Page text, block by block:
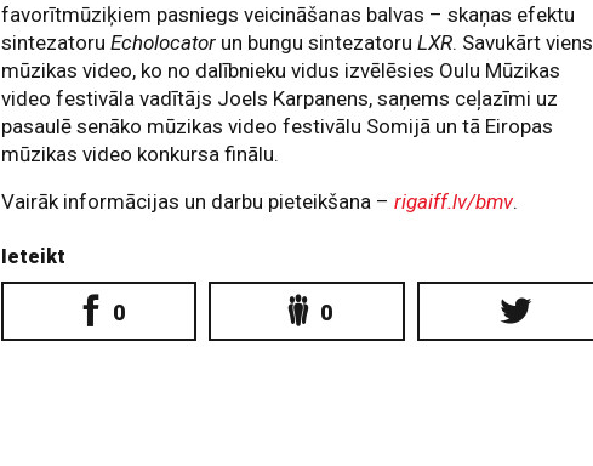
favorītmūziķiem pasniegs veicināšanas balvas – skaņas efektu
sintezatoruEcholocator un bungu sintezatoruLXR. Savukārt viens
mūzikas video, ko no dalībnieku vidus izvēlēsies Oulu Mūzikas
video festivāla vadītājs Joels Karpanens, saņems ceļazīmi uz
pasaulē senāko mūzikas video festivālu Somijā un tā Eiropas
mūzikas video konkursa finālu.
Vairāk informācijas un darbu pieteikšana –rigaiff.lv/bmv.
Ieteikt
0 0